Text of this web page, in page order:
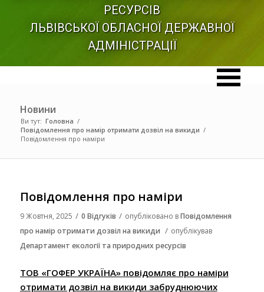
РЕСУРСІВ
ЛЬВІВСЬКОЇ ОБЛАСНОЇ ДЕРЖАВНОЇ
АДМІНІСТРАЦІЇ
Новини
Ви тут: Головна /
Повідомлення про намір отримати дозвіл на викиди /
Повідомлення про наміри
Повідомлення про наміри
9 Жовтня, 2025 / 0 Відгуків / опубліковано вПовідомлення
про намір отримати дозвіл на викиди / опублікував
Департамент екології та природних ресурсів
ТОВ «ГОФЕР УКРАЇНА» повідомляє про наміри
отримати дозвіл на викиди забруднюючих